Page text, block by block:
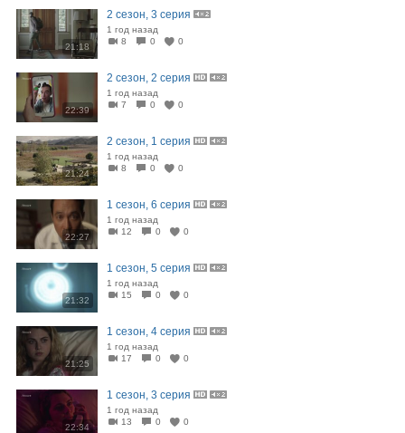
21:18
2 сезон, 3 серия
1 год назад
8
0 0
22:39
2 сезон, 2 серия
1 год назад
7
0 0
21:24
2 сезон, 1 серия
1 год назад
8
0 0
22:27
1 сезон, 6 серия
1 год назад
12
0 0
21:32
1 сезон, 5 серия
1 год назад
15
0 0
21:25
1 сезон, 4 серия
1 год назад
17
0 0
22:34
1 сезон, 3 серия
1 год назад
13
0 0